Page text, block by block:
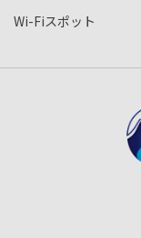
Wi-Fiスポット